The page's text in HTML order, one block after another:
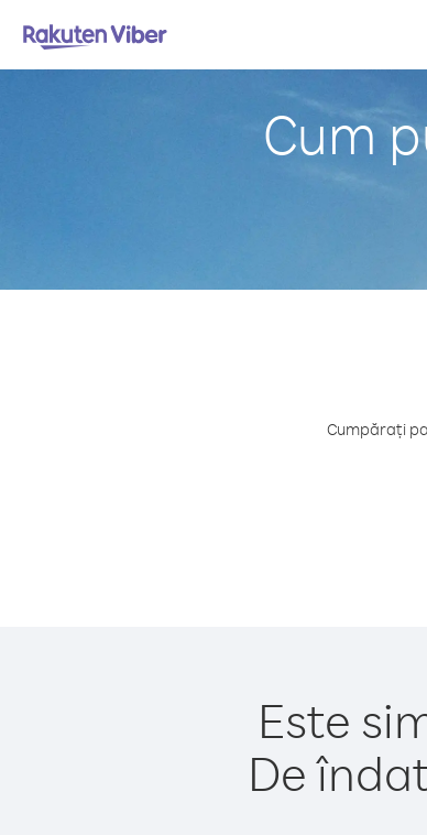
Cum
Cumpărați
Este
De